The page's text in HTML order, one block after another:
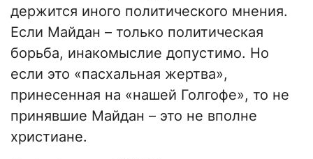
держится иного политического мнения.
Если Майдан – только политическая
борьба, инакомыслие допустимо. Но
если это «пасхальная жертва»,
принесенная на «нашей Голгофе», то не
принявшие Майдан – это не вполне
христиане.